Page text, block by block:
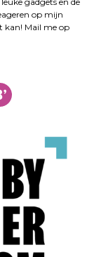
op mijn
kan! Mail me op